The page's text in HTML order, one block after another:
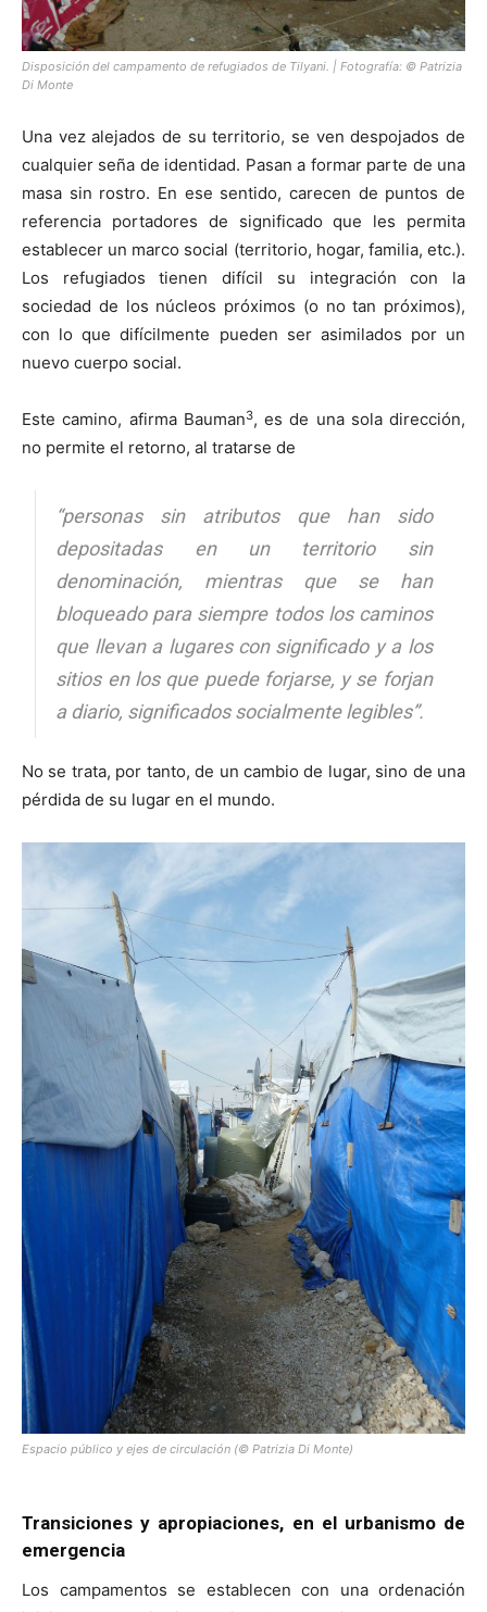
Disposición del campamento de refugiados de Tilyani. | Fotografía: © Patrizia
Di Monte
Una vez alejados de su territorio, se ven despojados de
cualquier seña de identidad. Pasan a formar parte de una
masa sin rostro. En ese sentido, carecen de puntos de
referencia portadores de significado que les permita
establecer un marco social (territorio, hogar, familia, etc.).
Los refugiados tienen difícil su integración con la
sociedad de los núcleos próximos (o no tan próximos),
con lo que difícilmente pueden ser asimilados por un
nuevo cuerpo social.
Este camino, afirma Bauman3, es de una sola dirección,
no permite el retorno, al tratarse de
“personas sin atributos que han sido
depositadas en un territorio sin
denominación, mientras que se han
bloqueado para siempre todos los caminos
que llevan a lugares con significado y a los
sitios en los que puede forjarse, y se forjan
a diario, significados socialmente legibles”.
No se trata, por tanto, de un cambio de lugar, sino de una
pérdida de su lugar en el mundo.
Espacio público y ejes de circulación (© Patrizia Di Monte)
Transiciones y apropiaciones, en el urbanismo de
emergencia
Los campamentos se establecen con una ordenación